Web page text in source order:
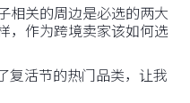
相关的周边是必选的两大
，作为跨境卖家该如何选
复活节的热门品类，让我